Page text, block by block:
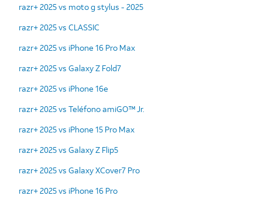
razr+ 2025 vs moto g stylus - 2025
razr+ 2025 vs CLASSIC
razr+ 2025 vs iPhone 16 Pro Max
razr+ 2025 vs Galaxy Z Fold7
razr+ 2025 vs iPhone 16e
razr+ 2025 vs Teléfono amiGO™ Jr.
razr+ 2025 vs iPhone 15 Pro Max
razr+ 2025 vs Galaxy Z Flip5
razr+ 2025 vs Galaxy XCover7 Pro
razr+ 2025 vs iPhone 16 Pro